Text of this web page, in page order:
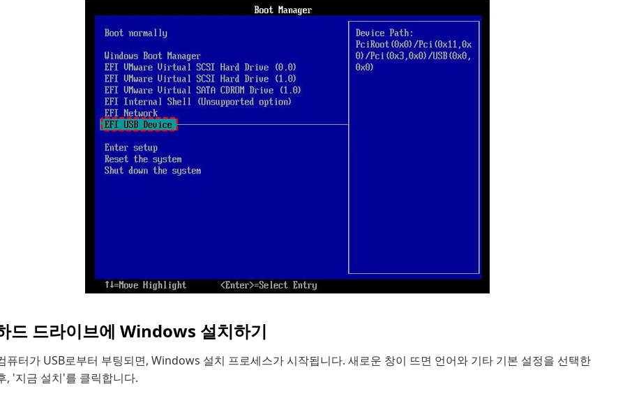
드 드라이브에 Windows 설치하기
퓨터가 USB로부터 부팅되면, Windows 설치 프로세스가 시작됩니다. 새로운 창이 뜨면 언어와 기타 기본 설정을 선택한
, '지금 설치'를 클릭합니다.